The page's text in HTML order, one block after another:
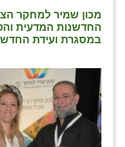
מכון שמיר למחקר
החדשנות המדעית
במסגרת ועידת